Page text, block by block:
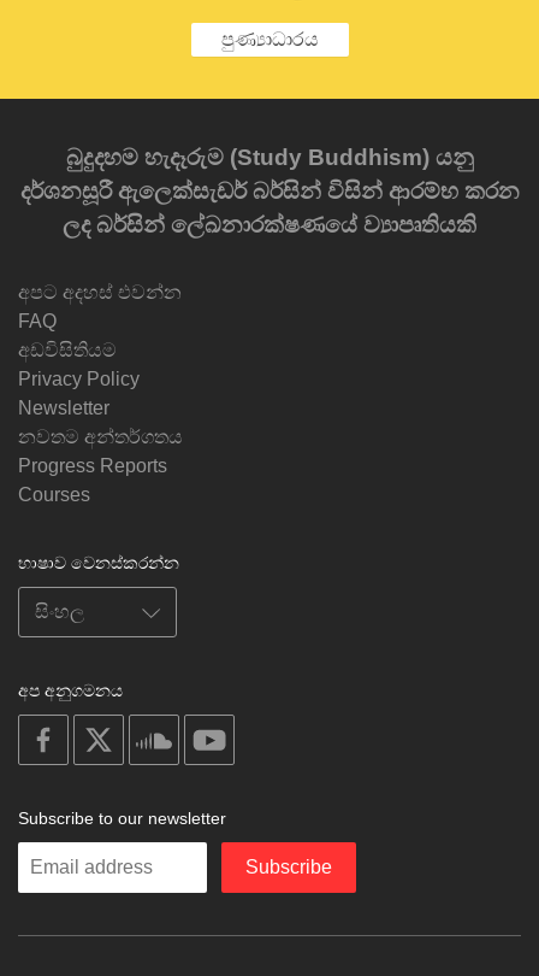
පුණ්‍යාධාරය
බුදුදහම හැදෑරුම (Study Buddhism) යනු
දර්ශනසූරී ඇලෙක්සැඩර් බර්සින් විසින් ආරම්භ කරන
ලද බර්සින් ලේඛනාරක්ෂණයේ ව්‍යාපෘතියකි
අපට අදහස් එවන්න
FAQ
අඩවිසිතියම
Privacy Policy
Newsletter
නවතම අන්තර්ගතය
Progress Reports
Courses
භාෂාව වෙනස්කරන්න
අප අනුගමනය
on
facebook
soundcloud
Subscribe to our newsletter
Enter
Subscribe